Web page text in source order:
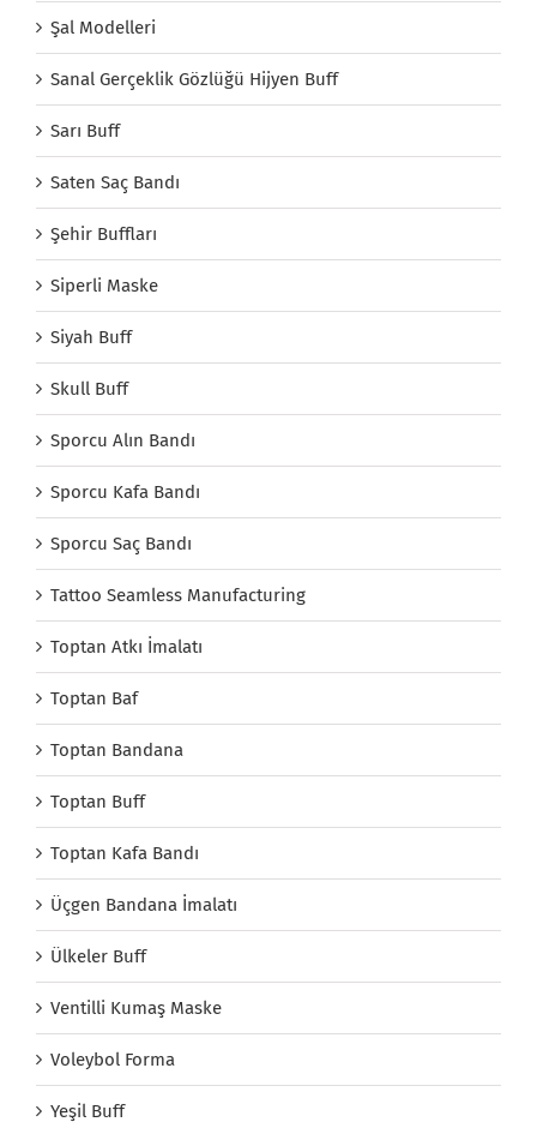
Şal Modelleri
Sanal Gerçeklik Gözlüğü Hijyen Buff
Sarı Buff
Saten Saç Bandı
Şehir Buffları
Siperli Maske
Siyah Buff
Skull Buff
Sporcu Alın Bandı
Sporcu Kafa Bandı
Sporcu Saç Bandı
Tattoo Seamless Manufacturing
Toptan Atkı İmalatı
Toptan Baf
Toptan Bandana
Toptan Buff
Toptan Kafa Bandı
Üçgen Bandana İmalatı
Ülkeler Buff
Ventilli Kumaş Maske
Voleybol Forma
Yeşil Buff